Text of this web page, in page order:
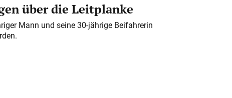
über die Leitplanke
Mann und seine 30-jährige Beifahrerin